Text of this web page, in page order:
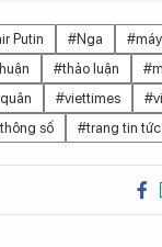
Putin #Nga
#thảo luận
#viettimes
số
#trang tin tức